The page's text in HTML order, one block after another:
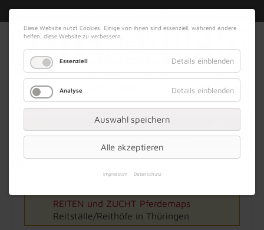
07. August 2026 Impressum|Kontakt|Datenschutz
Werbung
REITEN und ZUCHT Pferdemaps
Reitställe/Reithöfe in Thüringen
Diese Website nutzt Cookies. Einige von ihnen sind essenziell, während andere
helfen, diese Website zu verbessern.
Essenziell Details einblenden
Analyse Details einblenden
Auswahl speichern
Alle akzeptieren
Impressum Datenschutz